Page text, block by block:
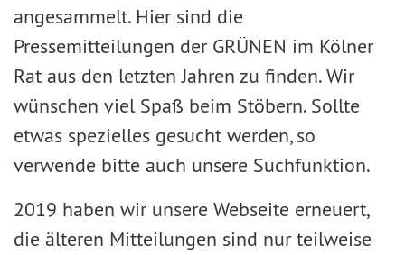
angesammelt. Hier sind die
Pressemitteilungen der GRÜNEN im Kölner
Rat aus den letzten Jahren zu finden. Wir
wünschen viel Spaß beim Stöbern. Sollte
etwas spezielles gesucht werden, so
verwende bitte auch unsere Suchfunktion.
2019 haben wir unsere Webseite erneuert,
die älteren Mitteilungen sind nur teilweise